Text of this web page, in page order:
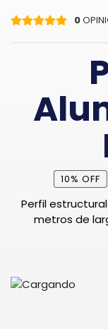
0
10% OFF
Perfil
metros de